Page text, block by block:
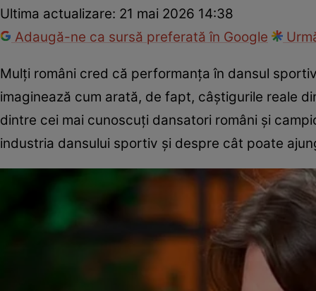
Ultima actualizare: 21 mai 2026 14:38
Adaugă-ne ca sursă preferată în Google
Mulți români cred că performanța în dansul
imaginează cum arată, de fapt, câștigurile reale
dintre cei mai cunoscuți dansatori români și
industria dansului sportiv și despre cât poate